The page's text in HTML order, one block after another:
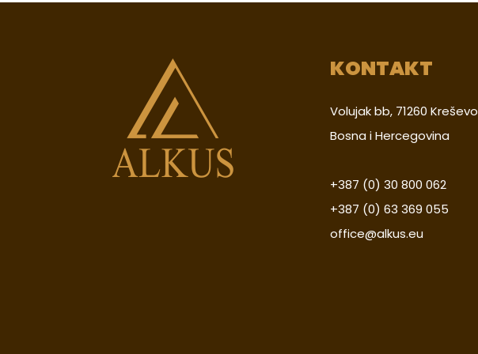
KONTAKT
Volujak bb, 71260 Kreševo
Bosna i Hercegovina
+387 (0) 30 800 062
+387 (0) 63 369 055
office@alkus.eu